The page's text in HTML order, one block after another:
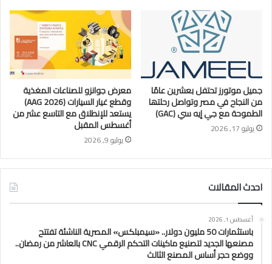
جمیل موتورز تحتفل بعشرين عامًا
من النجاح في مصر وتواصل رحلتھا
الطموحة مع جي إيه سي (GAC)
يوليو 17, 2026
معرض جوانزو للصناعات المغذية
وقطع غيار السيارات (AAG 2026)
يستعد للإنطلاق مع التاسع عشر من
أغسطس المقبل
يوليو 9, 2026
احدث المقالات
أغسطس 1, 2026
باستثمارات 50 مليون دولار.. «سيمبلكس» المصرية الناشئة تفتتح
مصنعها الجديد لتصنيع ماكينات التحكم الرقمي CNC بالعاشر من رمضان..
ووضع حجر أساس المصنع الثالث